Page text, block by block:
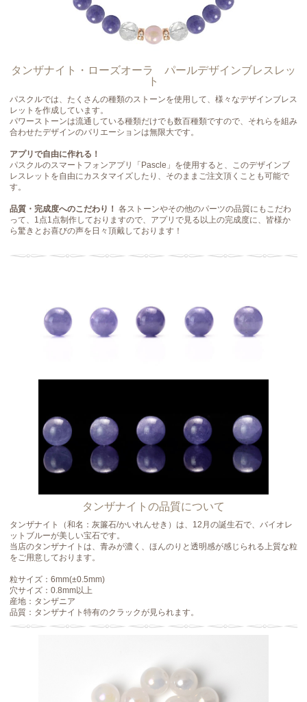
タンザナイト・ローズオーラ パールデザインブレスレッ
ト
パスクルでは、たくさんの種類のストーンを使用して、様々なデザインブレス
レットを作成しています。
パワーストーンは流通している種類だけでも数百種類ですので、それらを組み
合わせたデザインのバリエーションは無限大です。
アプリで自由に作れる！
パスクルのスマートフォンアプリ「Pascle」を使用すると、このデザインブ
レスレットを自由にカスタマイズしたり、そのままご注文頂くことも可能で
す。
品質・完成度へのこだわり！ 各ストーンやその他のパーツの品質にもこだわ
って、1点1点制作しておりますので、アプリで見る以上の完成度に、皆様か
ら驚きとお喜びの声を日々頂戴しております！
タンザナイトの品質について
タンザナイト（和名：灰簾石/かいれんせき）は、12月の誕生石で、バイオレ
ットブルーが美しい宝石です。
当店のタンザナイトは、青みが濃く、ほんのりと透明感が感じられる上質な粒
をご用意しております。
粒サイズ：6mm(±0.5mm)
穴サイズ：0.8mm以上
産地：タンザニア
品質：タンザナイト特有のクラックが見られます。